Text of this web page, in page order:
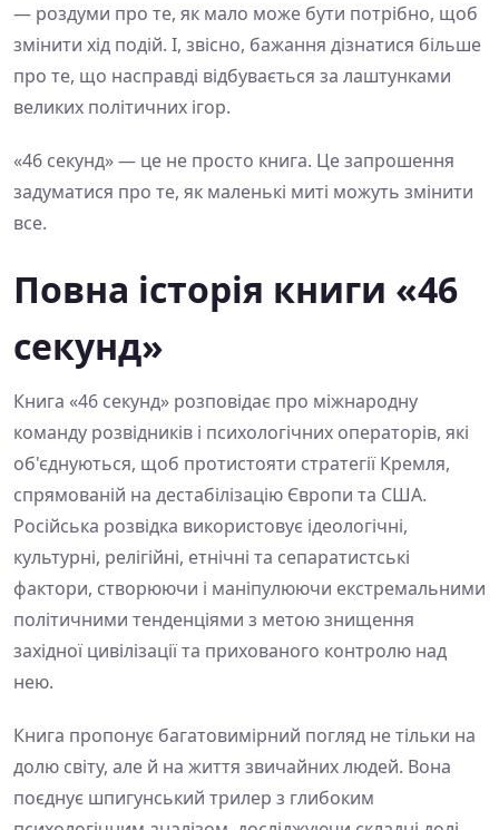
— роздуми про те, як мало може бути потрібно, щоб
змінити хід подій. І, звісно, бажання дізнатися більше
про те, що насправді відбувається за лаштунками
великих політичних ігор.
«46 секунд» — це не просто книга. Це запрошення
задуматися про те, як маленькі миті можуть змінити
все.
Повна історія книги «46
секунд»
Книга «46 секунд» розповідає про міжнародну
команду розвідників і психологічних операторів, які
об'єднуються, щоб протистояти стратегії Кремля,
спрямованій на дестабілізацію Європи та США.
Російська розвідка використовує ідеологічні,
культурні, релігійні, етнічні та сепаратистські
фактори, створюючи і маніпулюючи екстремальними
політичними тенденціями з метою знищення
західної цивілізації та прихованого контролю над
нею.
Книга пропонує багатовимірний погляд не тільки на
долю світу, але й на життя звичайних людей. Вона
поєднує шпигунський трилер з глибоким